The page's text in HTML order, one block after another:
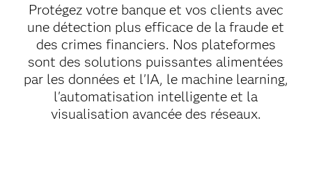
Protégez votre banque et vos clients avec
une détection plus efficace de la fraude et
des crimes financiers. Nos plateformes
sont des solutions puissantes alimentées
par les données et l'IA, le machine learning,
l'automatisation intelligente et la
visualisation avancée des réseaux.